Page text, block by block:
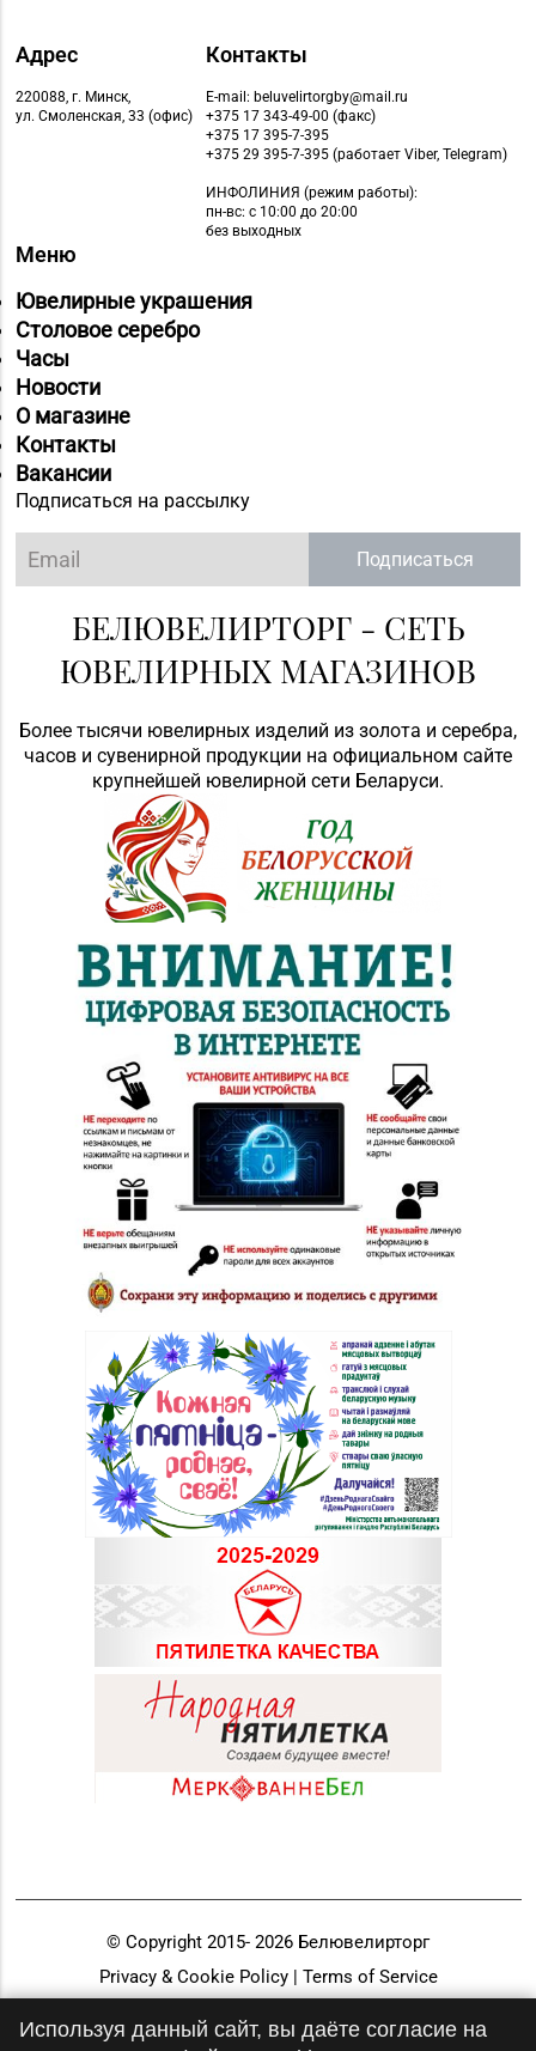
Адрес
220088, г. Минск,
ул. Смоленская, 33 (офис)
Контакты
E-mail: beluvelirtorgby@mail.ru
+375 17 343-49-00 (факс)
+375 17 395-7-395
+375 29 395-7-395 (работает Viber, Telegram)
ИНФОЛИНИЯ (режим работы):
пн-вс: с 10:00 до 20:00
без выходных
Меню
Ювелирные украшения
Столовое серебро
Часы
Новости
О магазине
Контакты
Вакансии
Подписаться на рассылку
Подписаться
БЕЛЮВЕЛИРТОРГ - СЕТЬ
ЮВЕЛИРНЫХ МАГАЗИНОВ
Более тысячи ювелирных изделий из золота и серебра,
часов и сувенирной продукции на официальном сайте
крупнейшей ювелирной сети Беларуси.
© Copyright 2015- 2026 Белювелирторг
Privacy & Cookie Policy | Terms of Service
Используя данный сайт, вы даёте согласие на